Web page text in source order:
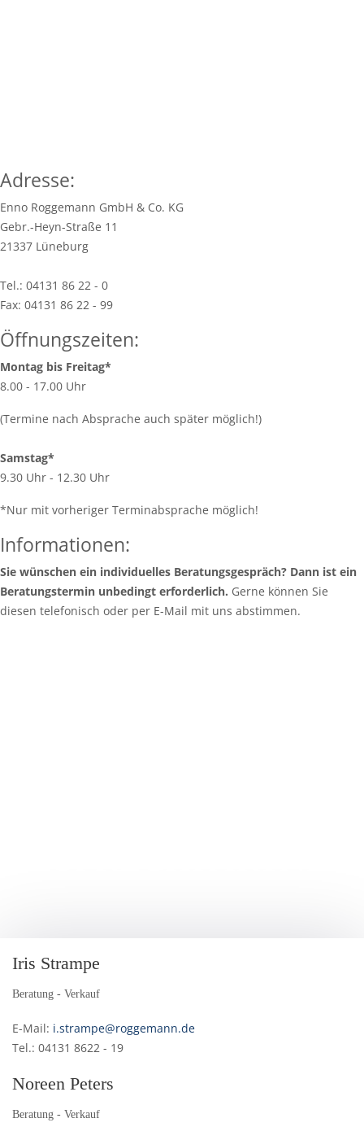
Adresse:
Enno Roggemann GmbH & Co. KG
Gebr.-Heyn-Straße 11
21337 Lüneburg
Tel.: 04131 86 22 - 0
Fax: 04131 86 22 - 99
Öffnungszeiten:
Montag bis Freitag*
8.00 - 17.00 Uhr
(Termine nach Absprache auch später möglich!)
Samstag*
9.30 Uhr - 12.30 Uhr
*Nur mit vorheriger Terminabsprache möglich!
Informationen:
Sie wünschen ein individuelles Beratungsgespräch? Dann ist ein
Beratungstermin unbedingt erforderlich. Gerne können Sie
diesen telefonisch oder per E-Mail mit uns abstimmen.
Iris Strampe
Beratung - Verkauf
E-Mail: i.strampe@roggemann.de
Tel.: 04131 8622 - 19
Noreen Peters
Beratung - Verkauf